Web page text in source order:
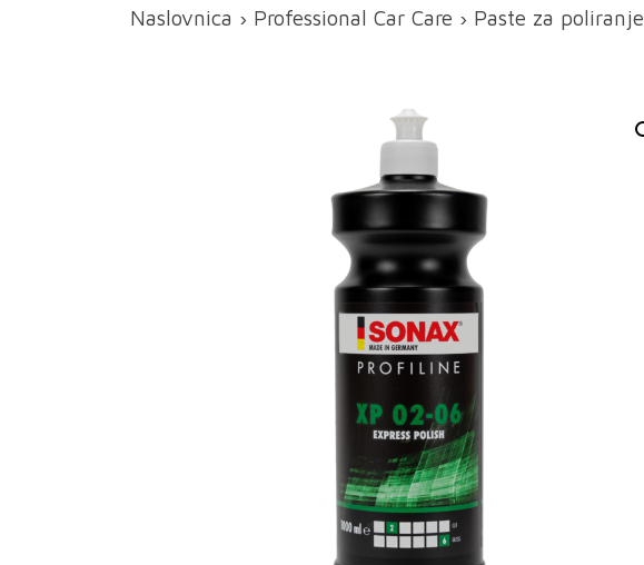
Naslovnica › Professional Car Care › Paste za poliranje